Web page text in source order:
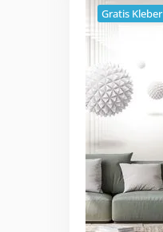
Gratis Kleber